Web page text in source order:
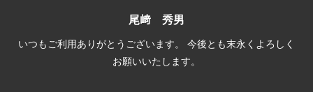
尾﨑 秀男
いつもご利用ありがとうございます。 今後とも末永くよろしく
お願いいたします。